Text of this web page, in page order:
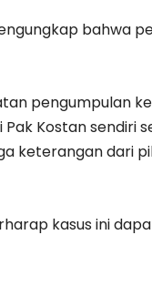
bahwa
pengumpulan
Kostan
keterangan dari
kasus ini